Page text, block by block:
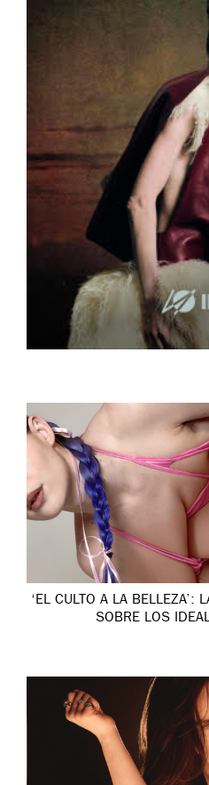
‘EL CULTO A LA BELLEZA’:
SOBRE LOS